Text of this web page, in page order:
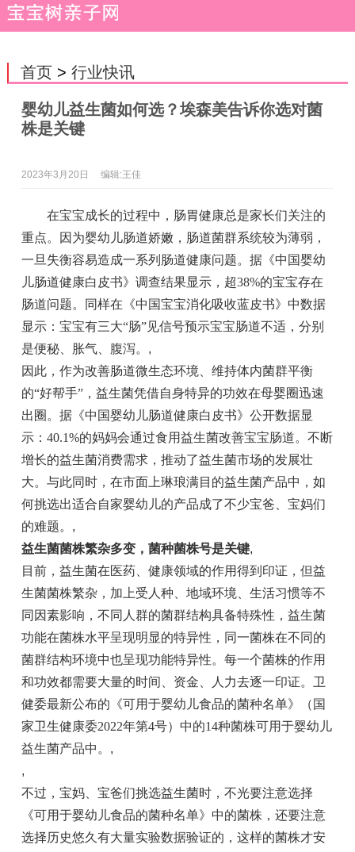
首页> 行业快讯
婴幼儿益生菌如何选？埃森美告诉你选对菌
株是关键
2023年3月20日 编辑:王佳
在宝宝成长的过程中，肠胃健康总是家长们关注的
重点。因为婴幼儿肠道娇嫩，肠道菌群系统较为薄弱，
一旦失衡容易造成一系列肠道健康问题。据《中国婴幼
儿肠道健康白皮书》调查结果显示，超38%的宝宝存在
肠道问题。同样在《中国宝宝消化吸收蓝皮书》中数据
显示：宝宝有三大“肠”见信号预示宝宝肠道不适，分别
是便秘、胀气、腹泻。 ,
因此，作为改善肠道微生态环境、维持体内菌群平衡
的“好帮手”，益生菌凭借自身特异的功效在母婴圈迅速
出圈。据《中国婴幼儿肠道健康白皮书》公开数据显
示：40.1%的妈妈会通过食用益生菌改善宝宝肠道。不断
增长的益生菌消费需求，推动了益生菌市场的发展壮
大。与此同时，在市面上琳琅满目的益生菌产品中，如
何挑选出适合自家婴幼儿的产品成了不少宝爸、宝妈们
的难题。 ,
益生菌菌株繁杂多变，菌种菌株号是关键,
目前，益生菌在医药、健康领域的作用得到印证，但益
生菌菌株繁杂，加上受人种、地域环境、生活习惯等不
同因素影响，不同人群的菌群结构具备特殊性，益生菌
功能在菌株水平呈现明显的特异性，同一菌株在不同的
菌群结构环境中也呈现功能特异性。每一个菌株的作用
和功效都需要大量的时间、资金、人力去逐一印证。卫
健委最新公布的《可用于婴幼儿食品的菌种名单》（国
家卫生健康委2022年第4号）中的14种菌株可用于婴幼儿
益生菌产品中。 ,
,
不过，宝妈、宝爸们挑选益生菌时，不光要注意选择
《可用于婴幼儿食品的菌种名单》中的菌株，还要注意
选择历史悠久有大量实验数据验证的，这样的菌株才安